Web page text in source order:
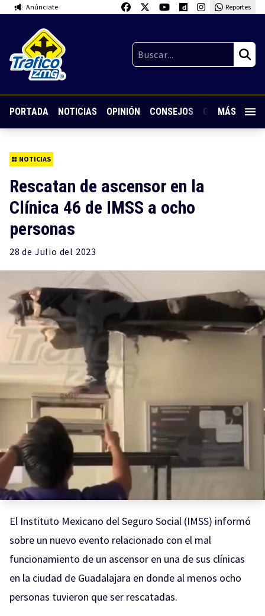
Anúnciate Reportes
PORTADA NOTICIAS OPINIÓN CONSEJOS GUARDIA
MÁS
NOTICIAS
Rescatan de ascensor en la
Clínica 46 de IMSS a ocho
personas
28 de Julio del 2023
El Instituto Mexicano del Seguro Social (IMSS) informó
sobre un nuevo evento relacionado con el mal
funcionamiento de un ascensor en una de sus clínicas
en la ciudad de Guadalajara en donde al menos ocho
personas tuvieron que ser rescatadas.